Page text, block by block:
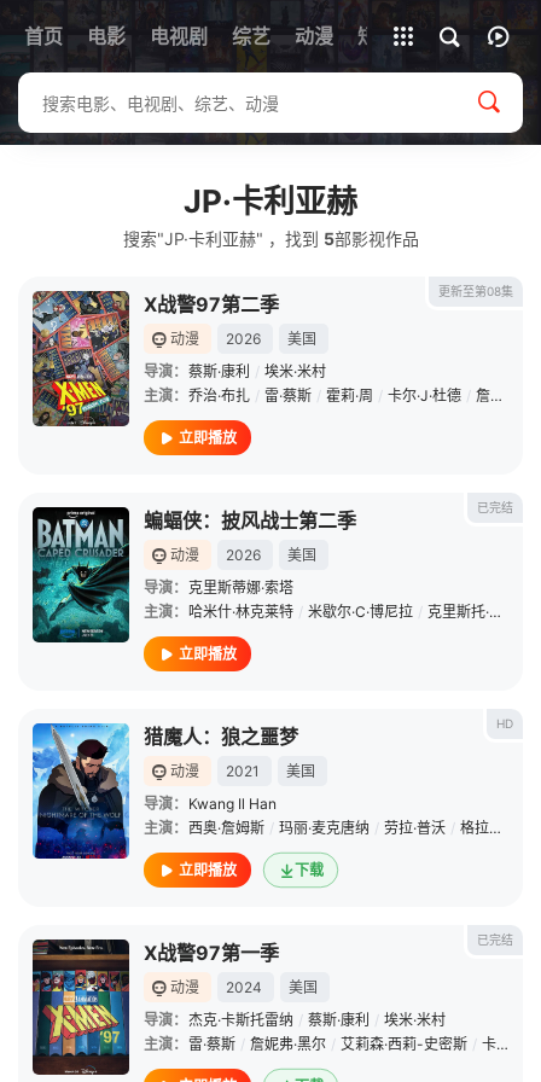
首页 电影 电视剧 综艺 动漫 短剧
全部影片
JP·卡利亚赫
搜索"JP·卡利亚赫" ，找到 5部影视作品
更新至第08集
X战警97第二季
动漫 2026
美国
导演： 蔡斯·康利 / 埃米·米村
主演： 乔治·布扎 / 雷·蔡斯 / 霍莉·周 / 卡尔·J·杜德 / 詹妮弗·黑尔
立即播放
已完结
蝙蝠侠：披风战士第二季
动漫 2026
美国
导演： 克里斯蒂娜·索塔
主演： 哈米什·林克莱特 / 米歇尔·C·博尼拉 / 克里斯托·乔伊·布朗
立即播放
HD
猎魔人：狼之噩梦
动漫 2021
美国
导演： Kwang Il Han
主演： 西奥·詹姆斯 / 玛丽·麦克唐纳 / 劳拉·普沃 / 格拉汉姆·麦克泰维什
立即播放 下载
已完结
X战警97第一季
动漫 2024
美国
导演： 杰克·卡斯托雷纳 / 蔡斯·康利 / 埃米·米村
主演： 雷·蔡斯 / 詹妮弗·黑尔 / 艾莉森·西莉-史密斯 / 卡尔·J·杜德